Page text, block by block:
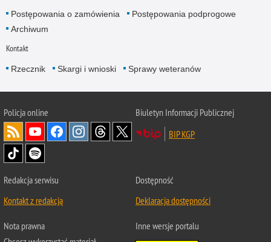
Postępowania o zamówienia
Postępowania podprogowe
Archiwum
Kontakt
Rzecznik Skargi i wnioski Sprawy weteranów
Policjaonline
Biuletyn Informacji Publicznej
BIP KGP
Redakcja serwisu
Kontakt z redakcją
Dostępność
Deklaracja dostępności
Nota prawna
Inne wersje portalu